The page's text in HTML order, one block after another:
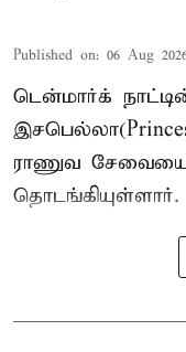
Published on: 06 Aug
டென்மார்க்
ராணுவ சேவையை
தொடங்கியுள்ளார்.